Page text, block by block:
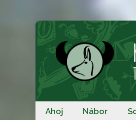
Přeskočit
Ahoj Nábor